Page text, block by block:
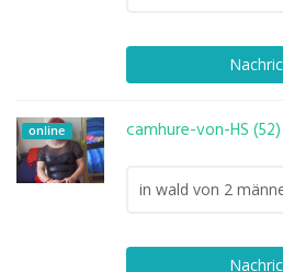
online camhure-von-HS (52)
in wald von 2